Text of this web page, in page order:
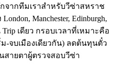
ากทีมเราสำหรับวีซ่าสหราช
Manchester, Edinburgh,
Trip เดียว กรอบเวลาที่เหมาะคือ
ม-จบเมืองเดียวกัน) ลดต้นทุนตั๋ว
สายตาผู้ตรวจสอบวีซ่า